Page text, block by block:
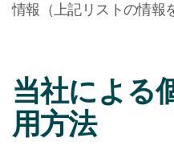
情報（上記リストの情報
当社による
用方法